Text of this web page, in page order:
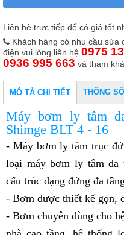
Liên hệ trực tiếp để có giá tốt
Khách hàng có nhu cầu sửa
điện vui lòng liên hệ 0975
0936 995 663 và tham
MÔ TẢ CHI TIẾT THÔNG
Máy bơm ly tâm
Shimge BLT 4 - 16
- Máy bơm ly tâm trục
loại máy bơm ly tâm đa
cấu trúc dạng đứng đa
- Bơm được thiết kế gọn,
- Bơm chuyên dùng cho